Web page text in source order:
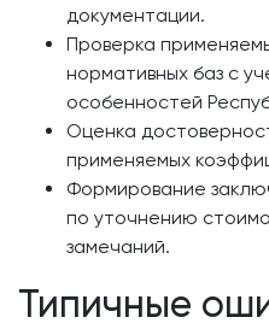
документации.
Проверка
нормативных баз с
особенностей
Оценка
применяемых
Формирование
по уточнению
замечаний.
Типичные